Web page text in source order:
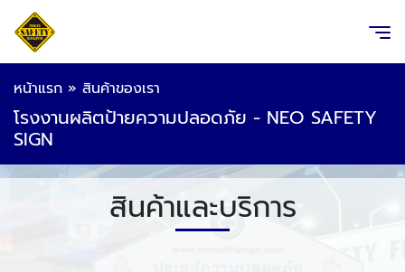
หน้าแรก » สินค้าของเรา
โรงงานผลิตป้ายความปลอดภัย - NEO SAFETY
SIGN
สินค้าและบริการ